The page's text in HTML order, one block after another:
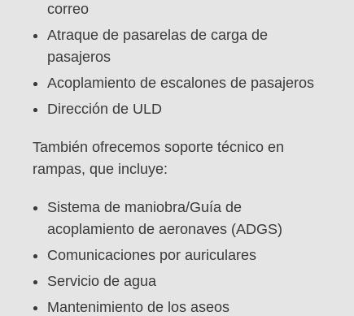
correo
Atraque de pasarelas de carga de
pasajeros
Acoplamiento de escalones de pasajeros
Dirección de ULD
También ofrecemos soporte técnico en
rampas, que incluye:
Sistema de maniobra/Guía de
acoplamiento de aeronaves (ADGS)
Comunicaciones por auriculares
Servicio de agua
Mantenimiento de los aseos